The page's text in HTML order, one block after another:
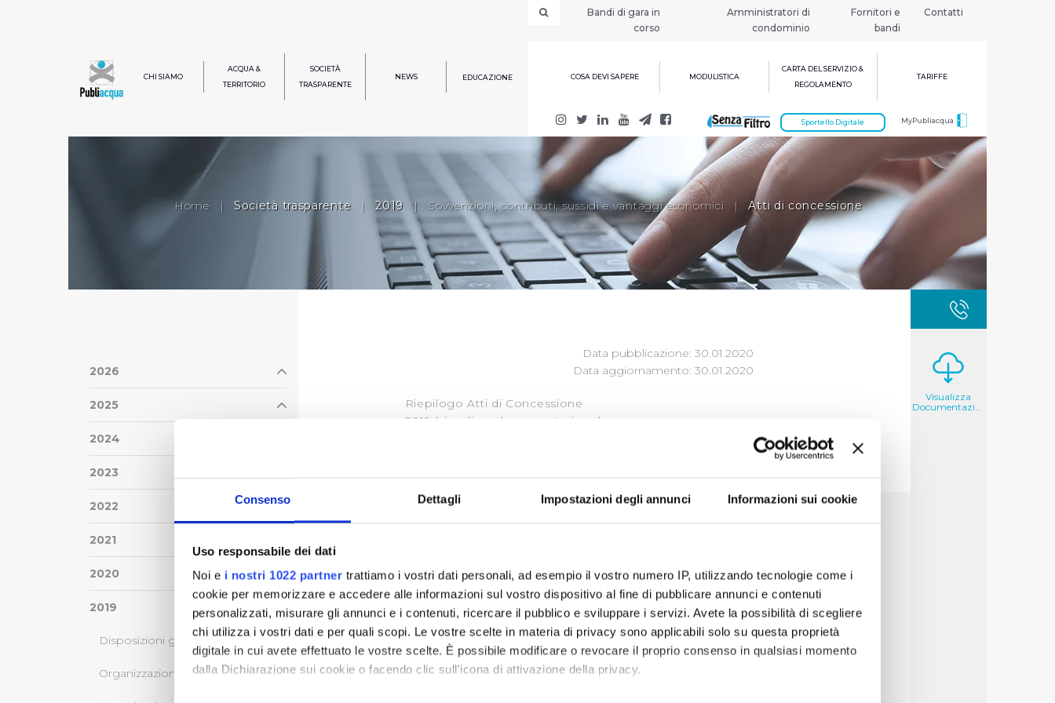
Consenso Dettagli Impostazioni degli annunci Informazioni sui cookie
Uso responsabile dei dati
Noi e i nostri 1022 partner trattiamo i vostri dati personali, ad esempio il vostro numero IP, utilizzando tecnologie come i
cookie per memorizzare e accedere alle informazioni sul vostro dispositivo al fine di pubblicare annunci e contenuti
personalizzati, misurare gli annunci e i contenuti, ricercare il pubblico e sviluppare i servizi. Avete la possibilità di scegliere
chi utilizza i vostri dati e per quali scopi. Le vostre scelte in materia di privacy sono applicabili solo su questa proprietà
digitale in cui avete effettuato le vostre scelte. È possibile modificare o revocare il proprio consenso in qualsiasi momento
dalla Dichiarazione sui cookie o facendo clic sull'icona di attivazione della privacy.
Bandi di gara in
corso
Amministratori di
condominio
Fornitori e
bandi
Contatti
CHI SIAMO
ACQUA &
TERRITORIO
SOCIETÀ
TRASPARENTE
NEWS EDUCAZIONE COSA DEVI SAPERE MODULISTICA
CARTA DEL SERVIZIO &
REGOLAMENTO
TARIFFE
MyPubliacqua
Sportello Digitale
Home | Società trasparente | 2019 | Sovvenzioni, contributi, sussidi e vantaggi economici | Atti di concessione
2026
2025
2024
2023
2022
2021
2020
2019
Disposizioni generali
Organizzazione
Data pubblicazione: 30.01.2020
Data aggiornamento: 30.01.2020
Riepilogo Atti di Concessione
2019 (visualizza documentazione)
« prima … 2 3 4 5 7 8 9 10
Visualizza
Documentazione